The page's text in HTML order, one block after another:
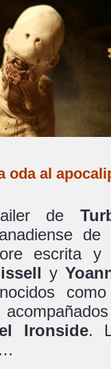
oda al
de
escrita
y
Ironside.